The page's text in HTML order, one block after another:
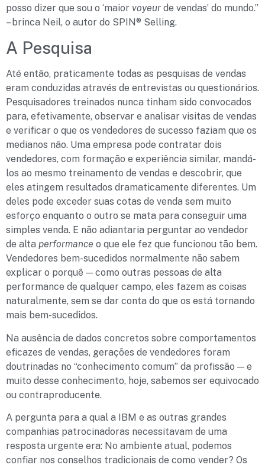
posso dizer que sou o ‘maior voyeur de vendas’ do mundo.”
– brinca Neil, o autor do SPIN® Selling.
A Pesquisa
Até então, praticamente todas as pesquisas de vendas
eram conduzidas através de entrevistas ou questionários.
Pesquisadores treinados nunca tinham sido convocados
para, efetivamente, observar e analisar visitas de vendas
e verificar o que os vendedores de sucesso faziam que os
medianos não. Uma empresa pode contratar dois
vendedores, com formação e experiência similar, mandá-
los ao mesmo treinamento de vendas e descobrir, que
eles atingem resultados dramaticamente diferentes. Um
deles pode exceder suas cotas de venda sem muito
esforço enquanto o outro se mata para conseguir uma
simples venda. E não adiantaria perguntar ao vendedor
de alta performance o que ele fez que funcionou tão bem.
Vendedores bem-sucedidos normalmente não sabem
explicar o porquê — como outras pessoas de alta
performance de qualquer campo, eles fazem as coisas
naturalmente, sem se dar conta do que os está tornando
mais bem-sucedidos.
Na ausência de dados concretos sobre comportamentos
eficazes de vendas, gerações de vendedores foram
doutrinadas no “conhecimento comum” da profissão — e
muito desse conhecimento, hoje, sabemos ser equivocado
ou contraproducente.
A pergunta para a qual a IBM e as outras grandes
companhias patrocinadoras necessitavam de uma
resposta urgente era: No ambiente atual, podemos
confiar nos conselhos tradicionais de como vender? Os